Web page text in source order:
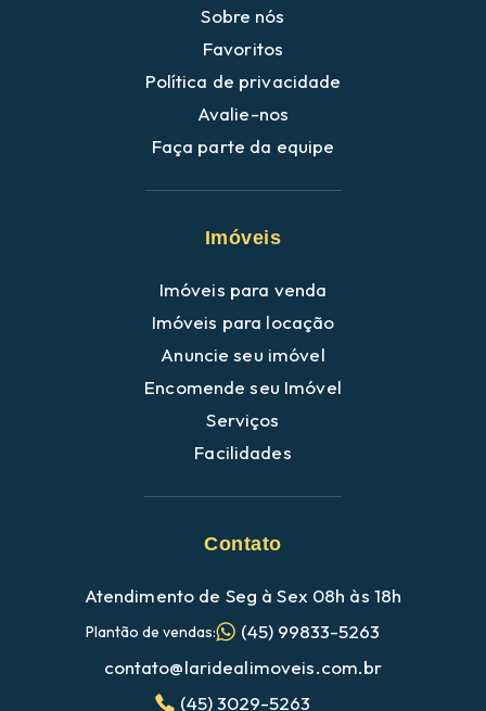
Sobre nós
Favoritos
Política de privacidade
Avalie-nos
Faça parte da equipe
Imóveis
Imóveis para venda
Imóveis para locação
Anuncie seu imóvel
Encomende seu Imóvel
Serviços
Facilidades
Contato
Atendimento de Seg à Sex 08h às 18h
Plantão de vendas:
(45) 99833-5263
contato@laridealimoveis.com.br
(45) 3029-5263